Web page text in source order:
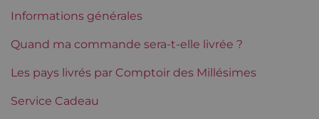
Etiquette Parfaite
Région Bordeaux
Maturité
Informations générales
Quand ma commande sera-t-elle livrée ?
Les pays livrés par Comptoir des Millésimes
Service Cadeau